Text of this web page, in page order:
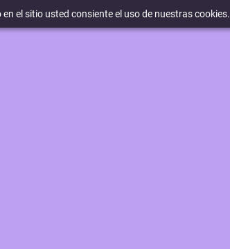
el sitio usted consiente el uso de nuestras cookies.